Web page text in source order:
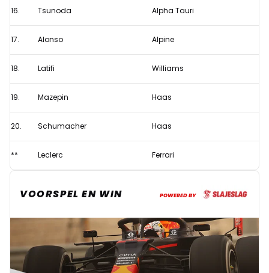
16. Tsunoda Alpha Tauri
17. Alonso Alpine
18. Latifi Williams
19. Mazepin Haas
20. Schumacher Haas
** Leclerc Ferrari
VOORSPEL EN WIN POWERED BY